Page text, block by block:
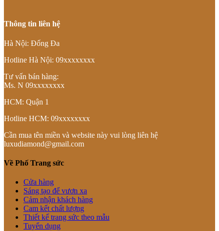
Thông tin liên hệ
Hà Nội: Đống Đa
Hotline Hà Nội: 09xxxxxxxx
Tư vấn bán hàng:
Ms. N 09xxxxxxxx
HCM: Quận 1
Hotline HCM: 09xxxxxxxx
Cần mua tên miền và website này vui lòng liên hệ
luxudiamond@gmail.com
Về Phố Trang sức
Cửa hàng
Sáng tạo để vươn xa
Cảm nhận khách hàng
Cam kết chất lượng
Thiết kế trang sức theo mẫu
Tuyển dụng